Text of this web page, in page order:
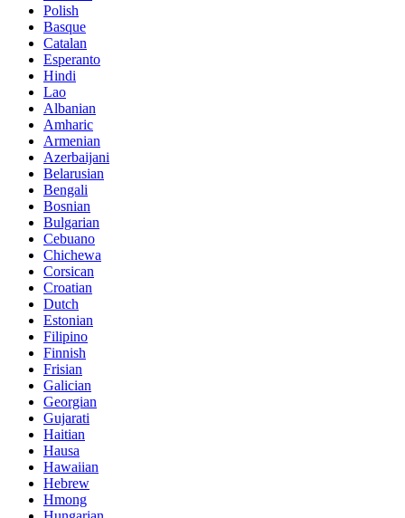
Polish
Basque
Catalan
Esperanto
Hindi
Lao
Albanian
Amharic
Armenian
Azerbaijani
Belarusian
Bengali
Bosnian
Bulgarian
Cebuano
Chichewa
Corsican
Croatian
Dutch
Estonian
Filipino
Finnish
Frisian
Galician
Georgian
Gujarati
Haitian
Hausa
Hawaiian
Hebrew
Hmong